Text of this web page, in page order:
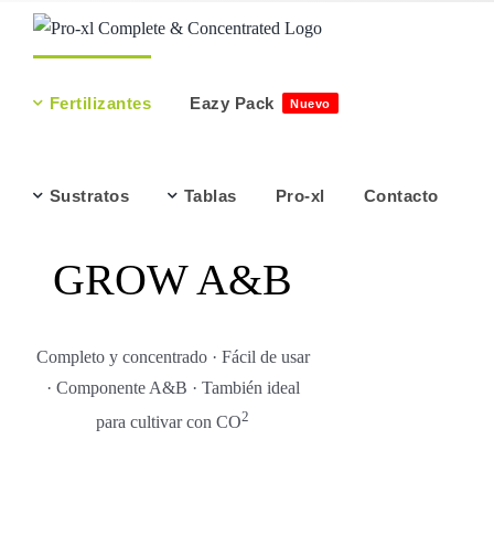
Saltar
Fertilizantes
Eazy Pack Nuevo
Sustratos Tablas Pro-xl Contacto
GROW A&B
Completo y concentrado · Fácil de usar
· Componente A&B · También ideal
para cultivar con CO2